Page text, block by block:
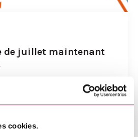
cookies.
de juillet maintenant